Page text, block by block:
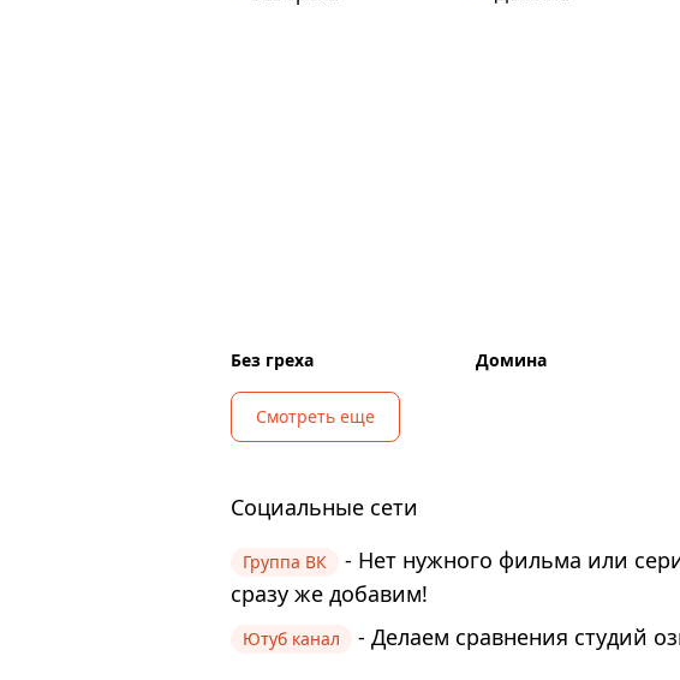
Без греха Домина
Смотреть еще
Социальные сети
Группа ВК
- Нет нужного фильма или
сразу же добавим!
Ютуб канал - Делаем сравнения студий